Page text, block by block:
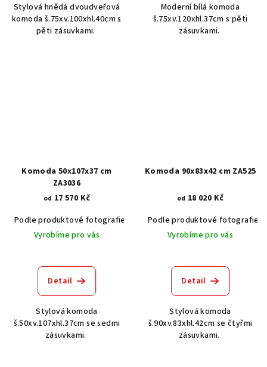
Stylová hnědá dvoudveřová
komoda š.75xv.100xhl.40cm s
pěti zásuvkami.
Moderní bílá komoda
š.75xv.120xhl.37cm s pěti
zásuvkami.
Komoda 50x107x37 cm
ZA3036
od 17 570 Kč
Podle produktové fotografie
Akát vintage BT1551
Dub světlý
Vyrobíme pro vás
Detail
Stylová komoda
š.50xv.107xhl.37cm se sedmi
zásuvkami.
Komoda 90x83x42 cm ZA525
od 18 020 Kč
Podle produktové fotografie
Vyrobíme pro vás
Detail
Stylová komoda
š.90xv.83xhl.42cm se čtyřmi
zásuvkami.